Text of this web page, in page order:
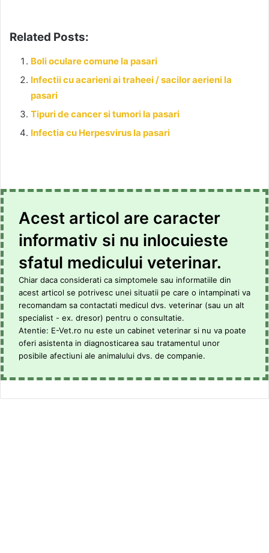
Related Posts:
Boli oculare comune la pasari
Infectii cu acarieni ai traheei / sacilor aerieni la
pasari
Tipuri de cancer si tumori la pasari
Infectia cu Herpesvirus la pasari
Acest articol are caracter
informativ si nu inlocuieste
sfatul medicului veterinar.
Chiar daca considerati ca simptomele sau informatiile din
acest articol se potrivesc unei situatii pe care o intampinati va
recomandam sa contactati medicul dvs. veterinar (sau un alt
specialist - ex. dresor) pentru o consultatie.
Atentie: E-Vet.ro nu este un cabinet veterinar si nu va poate
oferi asistenta in diagnosticarea sau tratamentul unor
posibile afectiuni ale animalului dvs. de companie.